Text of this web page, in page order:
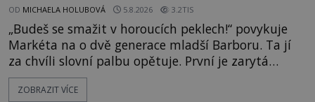
OD MICHAELA HOLUBOVÁ 5.8.2026 3.2TIS
„Budeš se smažit v horoucích peklech!“ povykuje
Markéta na o dvě generace mladší Barboru. Ta jí
za chvíli slovní palbu opětuje. První je zarytá
katolička, druhá přesvědčená kališnice. A každá z
nich se usídlí na jedné z věží slavného hradu
ZOBRAZIT VÍCE